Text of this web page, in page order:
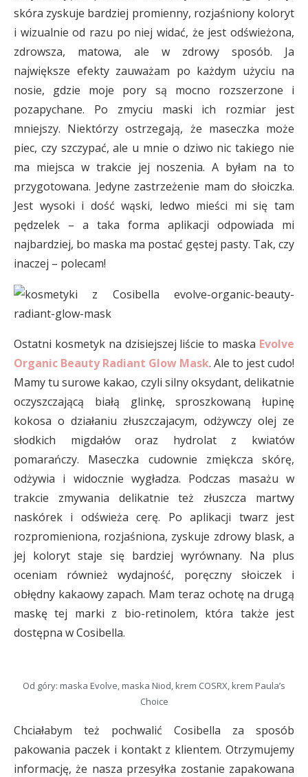
skóra zyskuje bardziej promienny, rozjaśniony koloryt
i wizualnie od razu po niej widać, że jest odświeżona,
zdrowsza, matowa, ale w zdrowy sposób. Ja
największe efekty zauważam po każdym użyciu na
nosie, gdzie moje pory są mocno rozszerzone i
pozapychane. Po zmyciu maski ich rozmiar jest
mniejszy. Niektórzy ostrzegają, że maseczka może
piec, czy szczypać, ale u mnie o dziwo nic takiego nie
ma miejsca w trakcie jej noszenia. A byłam na to
przygotowana. Jedyne zastrzeżenie mam do słoiczka.
Jest wysoki i dość wąski, ledwo mieści mi się tam
pędzelek – a taka forma aplikacji odpowiada mi
najbardziej, bo maska ma postać gęstej pasty. Tak, czy
inaczej – polecam!
Ostatni kosmetyk na dzisiejszej liście to maska Evolve
Organic Beauty Radiant Glow Mask. Ale to jest cudo!
Mamy tu surowe kakao, czyli silny oksydant, delikatnie
oczyszczającą białą glinkę, sproszkowaną łupinę
kokosa o działaniu złuszczajacym, odżywczy olej ze
słodkich migdałów oraz hydrolat z kwiatów
pomarańczy. Maseczka cudownie zmiękcza skórę,
odżywia i widocznie wygładza. Podczas masażu w
trakcie zmywania delikatnie też złuszcza martwy
naskórek i odświeża cerę. Po aplikacji twarz jest
rozpromieniona, rozjaśniona, zyskuje zdrowy blask, a
jej koloryt staje się bardziej wyrównany. Na plus
oceniam również wydajność, poręczny słoiczek i
obłędny kakaowy zapach. Mam teraz ochotę na drugą
maskę tej marki z bio-retinolem, która także jest
dostępna w Cosibella.
Od góry: maska Evolve, maska Niod, krem COSRX, krem Paula’s
Choice
Chciałabym też pochwalić Cosibella za sposób
pakowania paczek i kontakt z klientem. Otrzymujemy
informację, że nasza przesyłka zostanie zapakowana